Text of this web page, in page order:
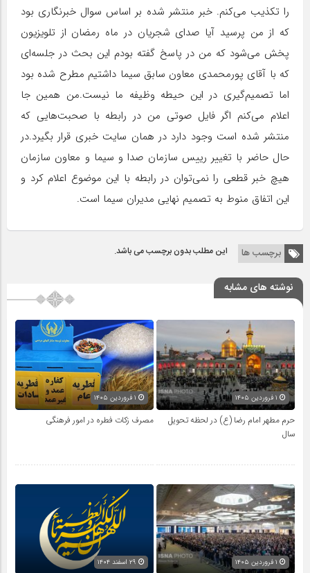
را تکذیب می‌کنم. خبر منتشر شده بر اساس سوال خبرنگاری بود
که از من پرسید آیا صدای شجریان در ماه رمضان از تلویزیون
پخش می‌شود که من در پاسخ گفته بودم این بحث در جلسه‌ای
که با آقای پورمحمدی معاون سابق سیما داشتیم مطرح شده بود
اما تصمیم‌گیری در این حیطه وظیفه ما نیست.من همین جا
اعلام می‌کنم اگر فایل صوتی من در رابطه با صحبت‌هایی که
منتشر شده است وجود دارد در همان سایت خبری قرار بگیرد.در
حال حاضر با تغییر رییس سازمان صدا و سیما و معاون سازمان
هیچ خبر قطعی را نمی‌توان در رابطه با این موضوع اعلام کرد و
این اتفاق منوط به تصمیم نهایی مدیران سیما است.
برچسب ها این مطلب بدون برچسب می باشد.
نوشته های مشابه
حرم مطهر امام رضا (ع) در لحظه تحویل
سال
مصرف زکات فطره در امور فرهنگی